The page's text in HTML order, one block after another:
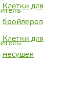
Клетки для
бройлеров
Клетки для
несушек